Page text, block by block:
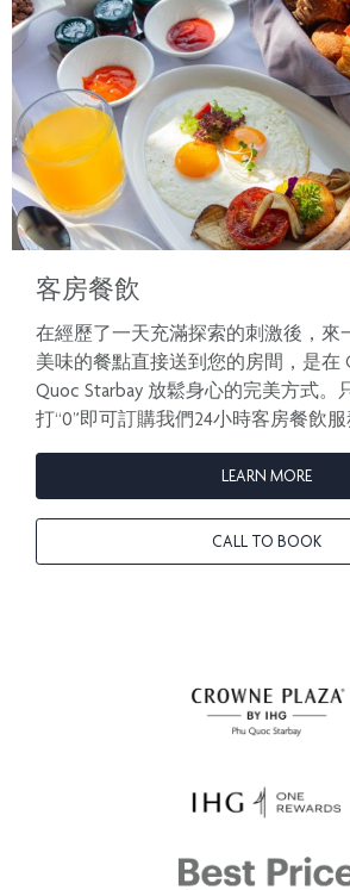
客房餐飲
在經歷了一天充滿探索的刺激後，來
美味的餐點直接送到您的房間，是在
Quoc Starbay 放鬆身心的完美方式。
打“0”即可訂購我們24小時客房餐飲服
LEARN MORE
CALL TO BOOK